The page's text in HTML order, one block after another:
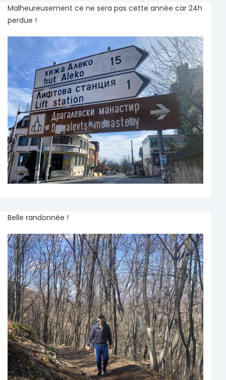
Malheureusement ce ne sera pas cette année car 24h
perdue !
Belle randonnée !